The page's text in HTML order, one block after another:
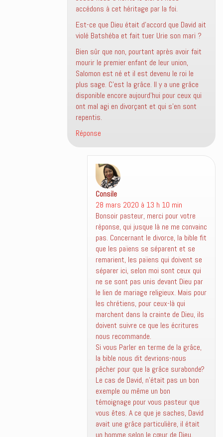
accédons à cet héritage par la foi.
Est-ce que Dieu était d’accord que David ait
violé Batshéba et fait tuer Urie son mari ?
Bien sûr que non, pourtant après avoir fait
mourir le premier enfant de leur union,
Salomon est né et il est devenu le roi le
plus sage. C’est la grâce. Il y a une grâce
disponible encore aujourd’hui pour ceux qui
ont mal agi en divorçant et qui s’en sont
repentis.
Réponse
Consile
28 mars 2020 à 13 h 10 min
Bonsoir pasteur, merci pour votre
réponse, qui jusque là ne me convainc
pas. Concernant le divorce, la bible fit
que les païens se séparent et se
remarient, les païens qui doivent se
séparer ici, selon moi sont ceux qui
ne se sont pas unis devant Dieu par
le lien de mariage religieux. Mais pour
les chrétiens, pour ceux-là qui
marchent dans la crainte de Dieu, ils
doivent suivre ce que les écritures
nous recommande.
Si vous Parler en terme de la grâce,
la bible nous dit devrions-nous
pêcher pour que la grâce surabonde?
Le cas de David, n’était pas un bon
exemple ou même un bon
témoignage pour vous pasteur que
vous êtes. A ce que je saches, David
avait une grâce particulière, il était
un homme selon le cœur de Dieu.